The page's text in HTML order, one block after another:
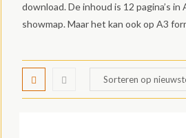
download. De inhoud is 12 pagina’s
showmap. Maar het kan ook op A3